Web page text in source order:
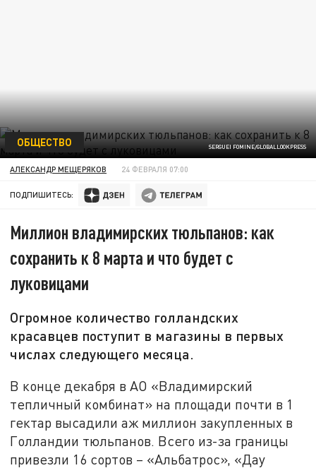
SERGUEI FOMINE/GLOBALLOOKPRESS
ОБЩЕСТВО
АЛЕКСАНДР МЕЩЕРЯКОВ 24 ФЕВРАЛЯ 07:00
ПОДПИШИТЕСЬ:
Миллион владимирских тюльпанов: как
сохранить к 8 марта и что будет с
луковицами
Огромное количество голландских
красавцев поступит в магазины в первых
числах следующего месяца.
В конце декабря в АО «Владимирский
тепличный комбинат» на площади почти в 1
гектар высадили аж миллион закупленных в
Голландии тюльпанов. Всего из-за границы
привезли 16 сортов – «Альбатрос», «Дау